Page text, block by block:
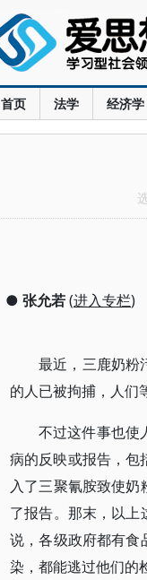
首页 法学 经济学
● 张允若(进入专栏)
最近，三鹿奶粉
的人已被拘捕，人们
不过这件事也使
病的反映或报告，包
入了三聚氰胺致使
了报告。那末，以
说，各级政府都有食
染，都能逃过他们的